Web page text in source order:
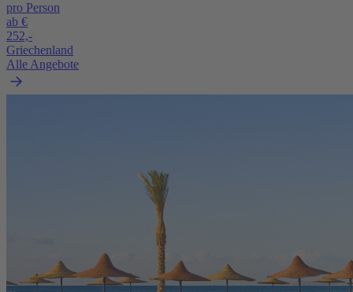
pro Person
ab €
252,-
Griechenland
Alle Angebote